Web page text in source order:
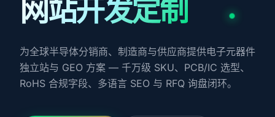
网站开发定制
为全球半导体分销商、制造商与供应商提供电子元器件
独立站与 GEO 方案 — 千万级 SKU、PCB/IC 选型、
RoHS 合规字段、多语言 SEO 与 RFQ 询盘闭环。